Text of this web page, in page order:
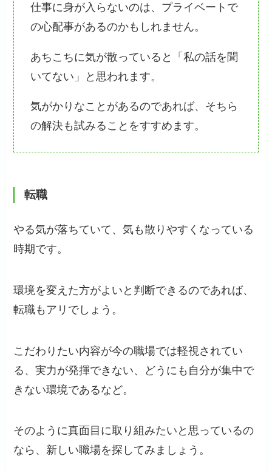
仕事に身が入らないのは、プライベートで
の心配事があるのかもしれません。
あちこちに気が散っていると「私の話を聞
いてない」と思われます。
気がかりなことがあるのであれば、そちら
の解決も試みることをすすめます。
転職
やる気が落ちていて、気も散りやすくなっている
時期です。
環境を変えた方がよいと判断できるのであれば、
転職もアリでしょう。
こだわりたい内容が今の職場では軽視されてい
る、実力が発揮できない、どうにも自分が集中で
きない環境であるなど。
そのように真面目に取り組みたいと思っているの
なら、新しい職場を探してみましょう。